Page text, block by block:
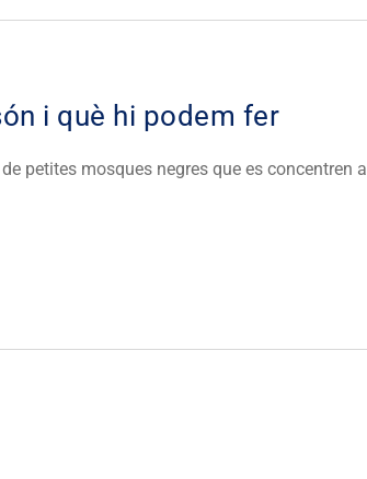
i què hi podem fer
petites mosques negres que es concentren a